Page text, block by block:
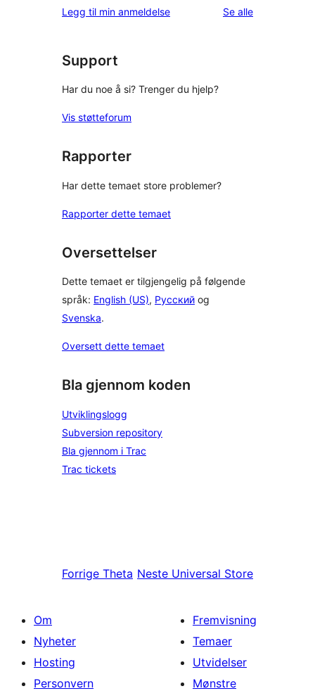
Legg til min anmeldelse Se alleomtalene
Support
Har du noe å si? Trenger du hjelp?
Vis støtteforum
Rapporter
Har dette temaet store problemer?
Rapporter dette temaet
Oversettelser
Dette temaet er tilgjengelig på følgende
språk: English (US), Русский og
Svenska.
Oversett dette temaet
Bla gjennom koden
Utviklingslogg
Subversion repository
Bla gjennom i Trac
Trac tickets
Forrige Theta Neste Universal Store
Om
Nyheter
Hosting
Personvern
Fremvisning
Temaer
Utvidelser
Mønstre